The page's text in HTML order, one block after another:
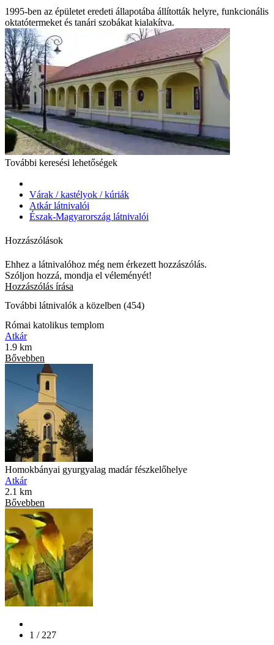
1995-ben az épületet eredeti állapotába állították helyre, funkcionális
oktatótermeket és tanári szobákat kialakítva.
További keresési lehetőségek
Várak / kastélyok / kúriák
Atkár látnivalói
Észak-Magyarország látnivalói
Hozzászólások
Ehhez a látnivalóhoz még nem érkezett hozzászólás.
Szóljon hozzá, mondja el véleményét!
Hozzászólás írása
További látnivalók a közelben (454)
Római katolikus templom
Atkár
1.9 km
Bővebben
Homokbányai gyurgyalag madár fészkelőhelye
Atkár
2.1 km
Bővebben
1 / 227